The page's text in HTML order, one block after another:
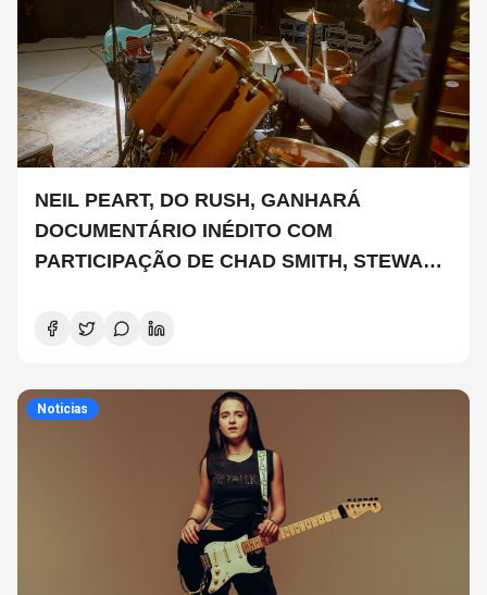
NEIL PEART, DO RUSH, GANHARÁ
DOCUMENTÁRIO INÉDITO COM
PARTICIPAÇÃO DE CHAD SMITH, STEWART
Noticias